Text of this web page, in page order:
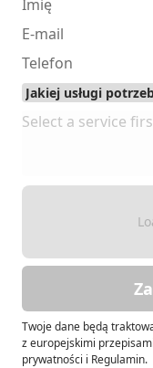
Twoje dane będą
z europejskimi
prywatności i Regulamin.